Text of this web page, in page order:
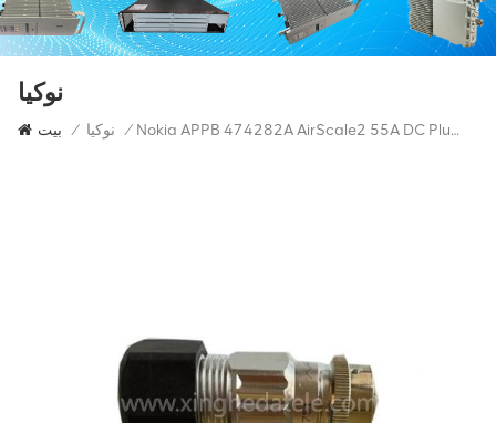
نوكيا
بيت / نوكيا / Nokia APPB 474282A AirScale2 55A DC Plug 3.3-10 Mm2 كتلة توصيل الطاقة